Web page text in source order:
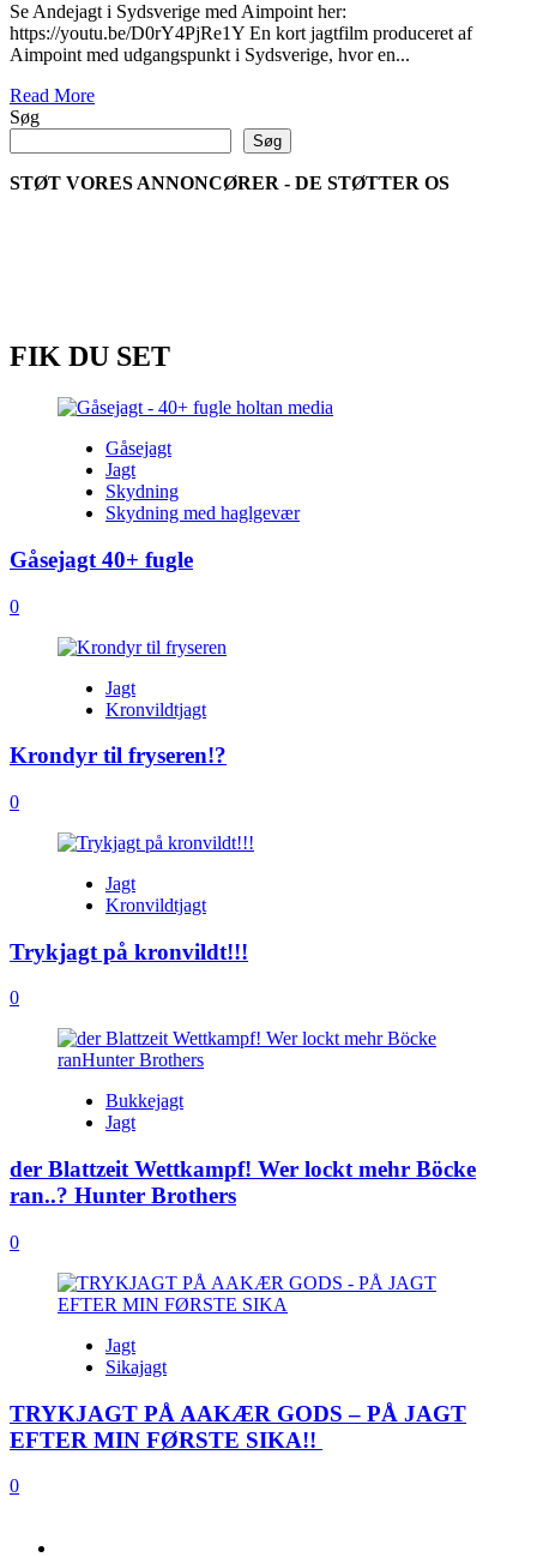
Se Andejagt i Sydsverige med Aimpoint her:
https://youtu.be/D0rY4PjRe1Y En kort jagtfilm produceret af
Aimpoint med udgangspunkt i Sydsverige, hvor en...
Read MoreRead
Andejagt
i
Søg
Søg
STØT VORES ANNONCØRER - DE STØTTER OS
FIK DU SET
Gåsejagt
Jagt
Skydning
Skydning med haglgevær
Gåsejagt 40+ fugle
0
Jagt
Kronvildtjagt
Krondyr til fryseren!?
0
Jagt
Kronvildtjagt
Trykjagt på kronvildt!!!
0
Bukkejagt
Jagt
der Blattzeit Wettkampf! Wer lockt mehr Böcke
ran..? Hunter Brothers
0
Jagt
Sikajagt
TRYKJAGT PÅ AAKÆR GODS – PÅ JAGT
EFTER MIN FØRSTE SIKA!!
0